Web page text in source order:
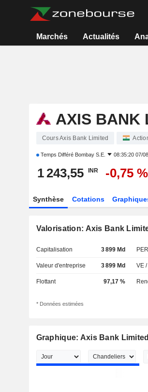
Marchés Actualités
AXIS BANK
Cours Axis Bank Limited
Temps Différé Bombay S.E. 08:35:20 07/
1 243,55 INR -0,75 %
Synthèse Cotations
Valorisation: Axis Bank
Capitalisation 3 899 Md
Valeur d'entreprise 3 899 Md VE
Flottant 97,17 %
* Données estimées
Graphique: Axis Bank Limited